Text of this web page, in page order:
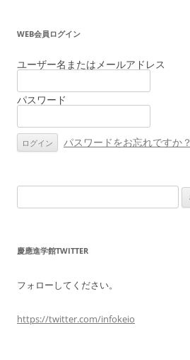
ゲ
ー
ョ
WEB会員ログイン
ユーザー名またはメールアドレス
パスワード
パスワードをお忘れですか？
索:
慶應進学館TWITTER
フォローしてください。
https://twitter.com/infokeio